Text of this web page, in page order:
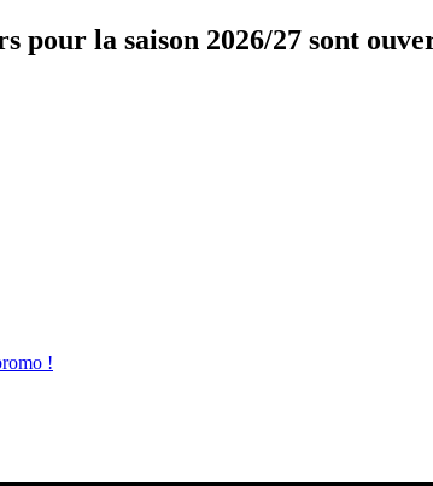
pour la saison 2026/27 sont
!